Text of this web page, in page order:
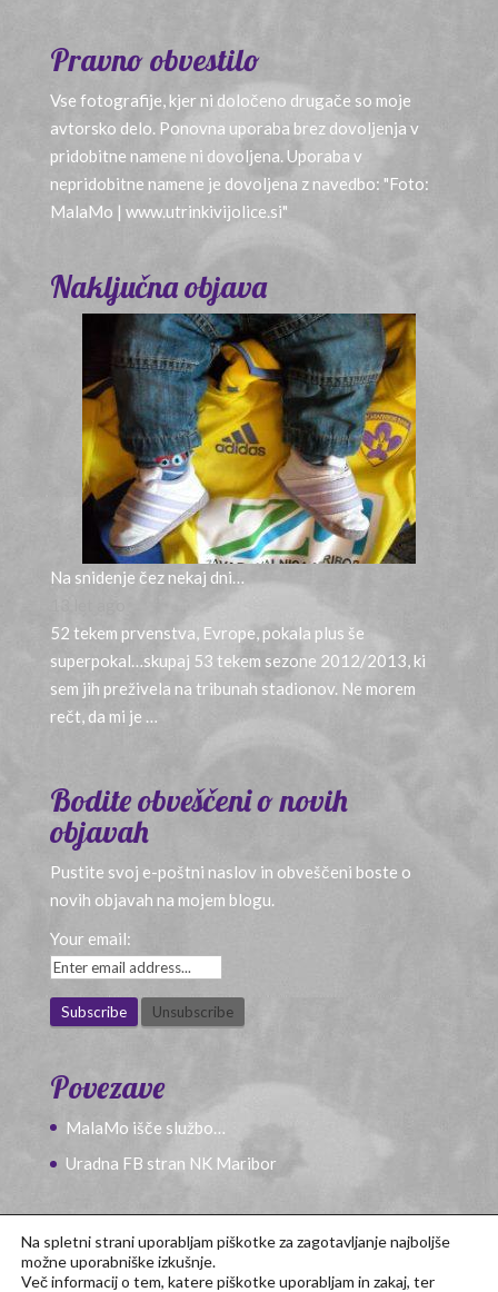
Pravno obvestilo
Vse fotografije, kjer ni določeno drugače so moje
avtorsko delo. Ponovna uporaba brez dovoljenja v
pridobitne namene ni dovoljena. Uporaba v
nepridobitne namene je dovoljena z navedbo: "Foto:
MalaMo | www.utrinkivijolice.si"
Naključna objava
Na snidenje čez nekaj dni…
52 tekem prvenstva, Evrope, pokala plus še
superpokal…skupaj 53 tekem sezone 2012/2013, ki
sem jih preživela na tribunah stadionov. Ne morem
rečt, da mi je …
Bodite obveščeni o novih
objavah
Pustite svoj e-poštni naslov in obveščeni boste o
novih objavah na mojem blogu.
Your email:
Povezave
MalaMo išče službo…
Uradna FB stran NK Maribor
Na spletni strani uporabljam piškotke za zagotavljanje najboljše
možne uporabniške izkušnje.
Več informacij o tem, katere piškotke uporabljam in zakaj, ter